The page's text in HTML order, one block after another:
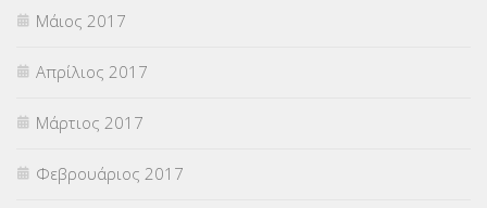
Μάιος 2017
Απρίλιος 2017
Μάρτιος 2017
Φεβρουάριος 2017